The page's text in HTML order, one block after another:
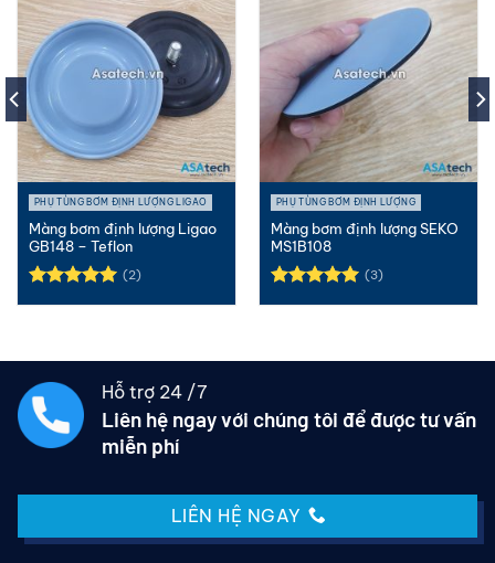
PHỤ TÙNG BƠM ĐỊNH LƯỢNG LIGAO
Màng bơm định lượng Ligao
GB148 – Teflon
Được xếp
(2)
PHỤ TÙNG BƠM ĐỊNH LƯỢNG
Màng bơm định lượng SEKO
MS1B108
Được xếp
(3)
Hỗ trợ 24 /7
Liên hệ ngay với chúng tôi để được tư vấn
miễn phí
LIÊN HỆ NGAY